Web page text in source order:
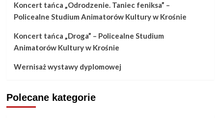
Koncert tańca „Odrodzenie. Taniec feniksa” –
Policealne Studium Animatorów Kultury w Krośnie
Koncert tańca „Droga” – Policealne Studium
Animatorów Kultury w Krośnie
Wernisaż wystawy dyplomowej
Polecane kategorie